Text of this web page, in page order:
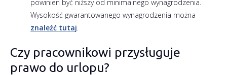
powinien być niższy od minimalnego wynagrodzenia.
Wysokość gwarantowanego wynagrodzenia można
znaleźć tutaj.
Czy pracownikowi przysługuje
prawo do urlopu?